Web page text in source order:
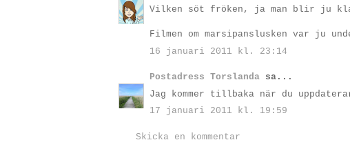
Vilken söt fröken, ja man blir ju
Filmen om marsipanslusken var ju
16 januari 2011 kl. 23:14
Postadress Torslanda sa...
Jag kommer tillbaka när du
17 januari 2011 kl. 19:59
Skicka en kommentar